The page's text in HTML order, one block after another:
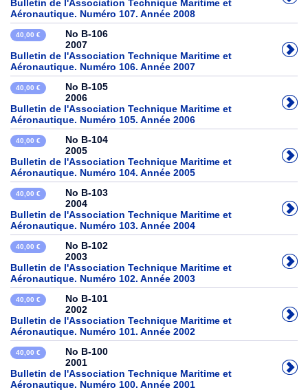
Bulletin de l'Association Technique Maritime et
Aéronautique. Numéro 107. Année 2008
40,00 €
No B-106
2007
Bulletin de l'Association Technique Maritime et
Aéronautique. Numéro 106. Année 2007
40,00 €
No B-105
2006
Bulletin de l'Association Technique Maritime et
Aéronautique. Numéro 105. Année 2006
40,00 €
No B-104
2005
Bulletin de l'Association Technique Maritime et
Aéronautique. Numéro 104. Année 2005
40,00 €
No B-103
2004
Bulletin de l'Association Technique Maritime et
Aéronautique. Numéro 103. Année 2004
40,00 €
No B-102
2003
Bulletin de l'Association Technique Maritime et
Aéronautique. Numéro 102. Année 2003
40,00 €
No B-101
2002
Bulletin de l'Association Technique Maritime et
Aéronautique. Numéro 101. Année 2002
40,00 €
No B-100
2001
Bulletin de l'Association Technique Maritime et
Aéronautique. Numéro 100. Année 2001